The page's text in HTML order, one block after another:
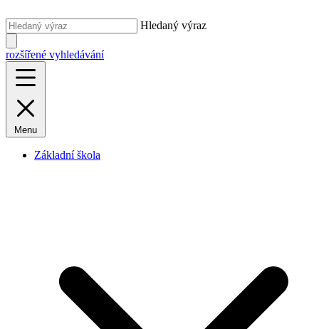
Hledaný výraz
rozšířené vyhledávání
Menu
Základní škola